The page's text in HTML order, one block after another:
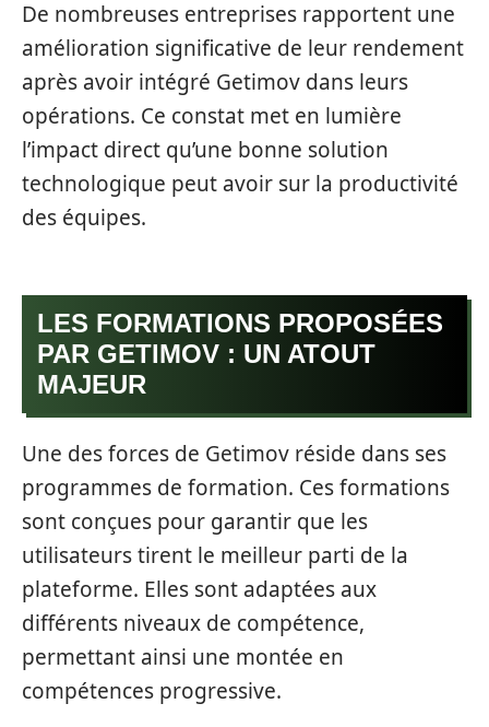
De nombreuses entreprises rapportent une
amélioration significative de leur rendement
après avoir intégré Getimov dans leurs
opérations. Ce constat met en lumière
l’impact direct qu’une bonne solution
technologique peut avoir sur la productivité
des équipes.
LES FORMATIONS PROPOSÉES
PAR GETIMOV : UN ATOUT
MAJEUR
Une des forces de Getimov réside dans ses
programmes de formation. Ces formations
sont conçues pour garantir que les
utilisateurs tirent le meilleur parti de la
plateforme. Elles sont adaptées aux
différents niveaux de compétence,
permettant ainsi une montée en
compétences progressive.